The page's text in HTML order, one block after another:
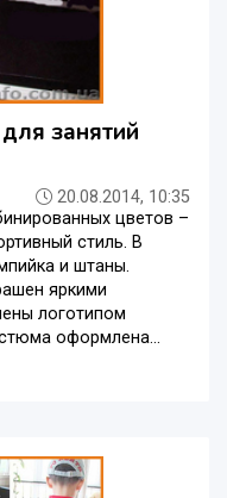
занятий
20.08.2014, 10:35
цветов –
стиль. В
и штаны.
яркими
логотипом
оформлена...